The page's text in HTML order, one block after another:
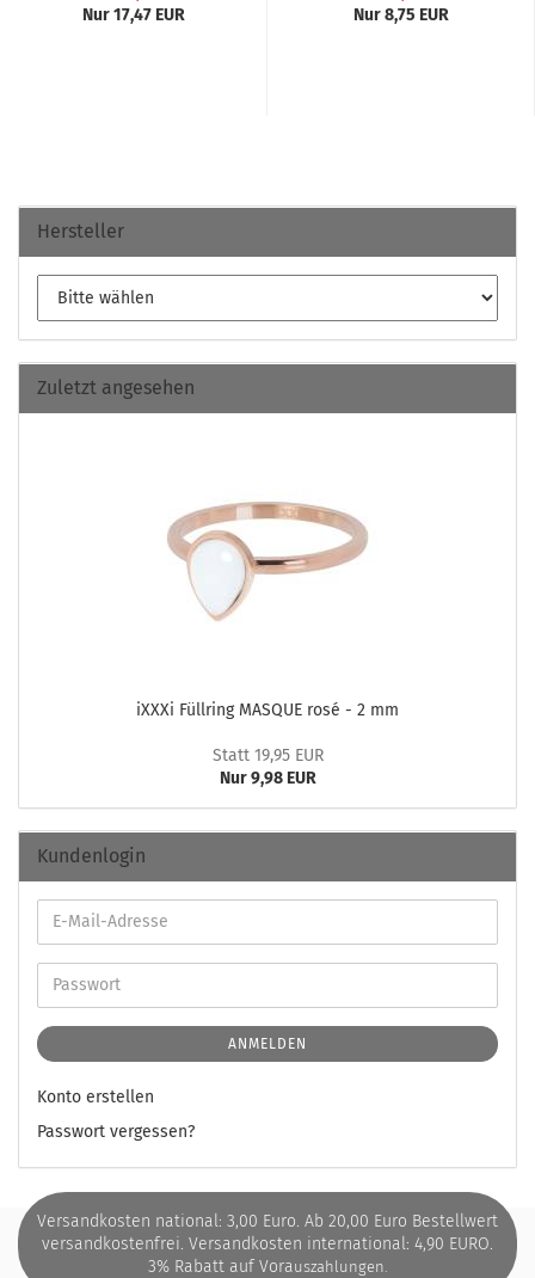
Nur 17,47 EUR
Nur 8,75 EUR
Hersteller
Zuletzt angesehen
iXXXi Füll­ring MAS­QUE rosé - 2 mm
Statt 19,95 EUR
Nur 9,98 EUR
Kundenlogin
ANMELDEN
Konto erstellen
Passwort vergessen?
Versandkosten national: 3,00 Euro. Ab 20,00 Euro Bestellwert
versandkostenfrei. Versandkosten international: 4,90 EURO.
3% Rabatt auf Vorauszahlungen.